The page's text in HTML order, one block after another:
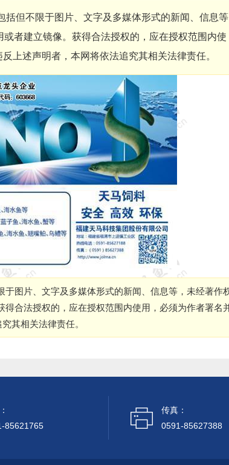
括但不限于图片、文字及多媒体形式的新闻、信息等
者建立镜像。获得合法授权的，应在授权范围内使
上述声明者，本网将依法追究其相关法律责任。
于图片、文字及多媒体形式的新闻、信息等，未经著作
合法授权的，应在授权范围内使用，必须为作者署名
其相关法律责任。
85621765
传真：
0591-85627388